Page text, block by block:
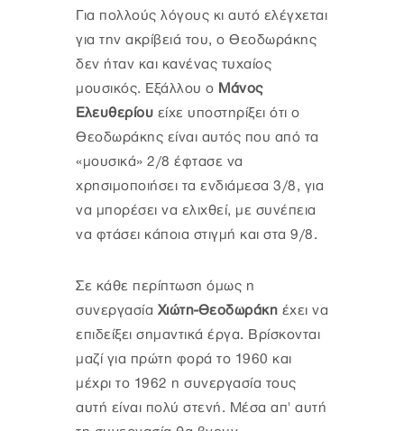
Για πολλούς λόγους κι αυτό ελέγχεται
για την ακρίβειά του, ο Θεοδωράκης
δεν ήταν και κανένας τυχαίος
μουσικός. Εξάλλου ο Μάνος
Ελευθερίου είχε υποστηρίξει ότι ο
Θεοδωράκης είναι αυτός που από τα
«μουσικά» 2/8 έφτασε να
χρησιμοποιήσει τα ενδιάμεσα 3/8, για
να μπορέσει να ελιχθεί, με συνέπεια
να φτάσει κάποια στιγμή και στα 9/8.
Σε κάθε περίπτωση όμως η
συνεργασία Χιώτη-Θεοδωράκη έχει να
επιδείξει σημαντικά έργα. Βρίσκονται
μαζί για πρώτη φορά το 1960 και
μέχρι το 1962 η συνεργασία τους
αυτή είναι πολύ στενή. Μέσα απ' αυτή